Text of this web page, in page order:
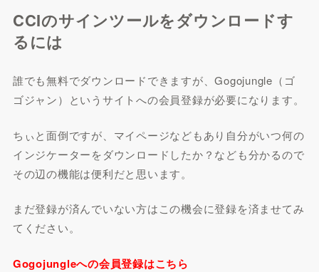
CCIのサインツールをダウンロードす
るには
誰でも無料でダウンロードできますが、Gogojungle（ゴ
ゴジャン）というサイトへの会員登録が必要になります。
ちぃと面倒ですが、マイページなどもあり自分がいつ何の
インジケーターをダウンロードしたか？なども分かるので
その辺の機能は便利だと思います。
まだ登録が済んでいない方はこの機会に登録を済ませてみ
てください。
Gogojungleへの会員登録はこちら